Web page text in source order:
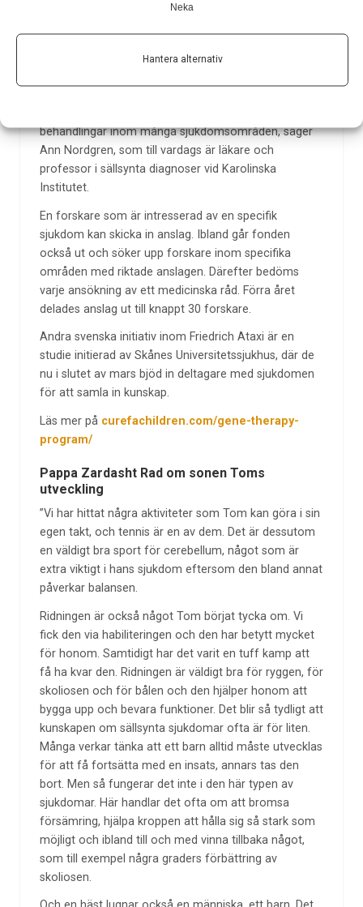
Neka
Hantera alternativ
mot forskare som är intresserade av ovanliga
sjukdomar. Det intressanta med forskning inom
behandlingar inom många sjukdomsområden, säger
Ann Nordgren, som till vardags är läkare och
professor i sällsynta diagnoser vid Karolinska
Institutet.
En forskare som är intresserad av en specifik
sjukdom kan skicka in anslag. Ibland går fonden
också ut och söker upp forskare inom specifika
områden med riktade anslagen. Därefter bedöms
varje ansökning av ett medicinska råd. Förra året
delades anslag ut till knappt 30 forskare.
Andra svenska initiativ inom Friedrich Ataxi är en
studie initierad av Skånes Universitetssjukhus, där de
nu i slutet av mars bjöd in deltagare med sjukdomen
för att samla in kunskap.
Läs mer på curefachildren.com/gene-therapy-
program/
Pappa Zardasht Rad om sonen Toms
utveckling
”Vi har hittat några aktiviteter som Tom kan göra i sin
egen takt, och tennis är en av dem. Det är dessutom
en väldigt bra sport för cerebellum, något som är
extra viktigt i hans sjukdom eftersom den bland annat
påverkar balansen.
Ridningen är också något Tom börjat tycka om. Vi
fick den via habiliteringen och den har betytt mycket
för honom. Samtidigt har det varit en tuff kamp att
få ha kvar den. Ridningen är väldigt bra för ryggen, för
skoliosen och för bålen och den hjälper honom att
bygga upp och bevara funktioner. Det blir så tydligt att
kunskapen om sällsynta sjukdomar ofta är för liten.
Många verkar tänka att ett barn alltid måste utvecklas
för att få fortsätta med en insats, annars tas den
bort. Men så fungerar det inte i den här typen av
sjukdomar. Här handlar det ofta om att bromsa
försämring, hjälpa kroppen att hålla sig så stark som
möjligt och ibland till och med vinna tillbaka något,
som till exempel några graders förbättring av
skoliosen.